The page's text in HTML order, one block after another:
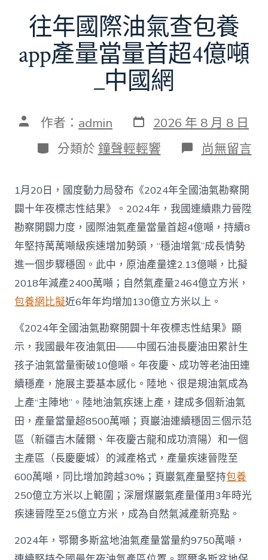
往年國際油氣查包養
app產量當量首超4億噸
_中國網
文 作者： admin 發
表
日
期
2026 年 8 月 8 日
分
類
分類於 鐘聲輕輕響 在
〈往
國
際
油
氣
查
包
養
app
產
量
當
首
超
4
億
噸
_
中
國
網〉
中
尚無留言
1月20日，國度動力局發布《2024年全國油氣勘察開
闢十年夜標志性結果》。2024年，我國連續鼎力晉陞
勘察開闢力度，國際油氣產量當量首超4億噸，持續8
年堅持萬萬噸級疾速增加勢頭，“穩油增氣”成長情勢
進一個步驟穩固。此中，原油產量達2.13億噸，比擬
2018年減產2400萬噸；自然氣產量2464億立方米，
包養網比擬近6年年均增加130億立方米以上。
《2024年全國油氣勘察開闢十年夜標志性結果》顯
示，我國最年夜油氣田——中國石油長慶油田累計生
孩子油氣當量衝破10億噸。年夜慶、成功等老油田連
續穩產，施展主要基本感化。陸地、很是規油氣成為
上產“主陣地”。陸地油氣疾速上產，建成多個新油氣
田，產量當量超8500萬噸；頁巖油連續穩固三個示范
區（新疆吉木薩爾、年夜慶古龍和成功濟陽）和一個
主產區（長慶慶城）的減產格式，產量疾速晉陞至
600萬噸，同比增加跨越30%；頁巖氣產量堅持包養
250億立方米以上範圍；深層煤巖氣產量僅用3年時光
疾速晉陞至25億立方米，成為自然氣減產新亮點。
2024年，鄂爾多斯盆地油氣產量當量約9750萬噸，